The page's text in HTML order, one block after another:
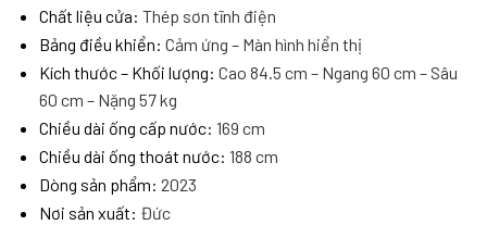
Chất liệu cửa: Thép sơn tĩnh điện
Bảng điều khiển: Cảm ứng – Màn hình hiển thị
Kích thước – Khối lượng: Cao 84.5 cm – Ngang 60 cm – Sâu
60 cm – Nặng 57 kg
Chiều dài ống cấp nước: 169 cm
Chiều dài ống thoát nước: 188 cm
Dòng sản phẩm: 2023
Nơi sản xuất: Đức